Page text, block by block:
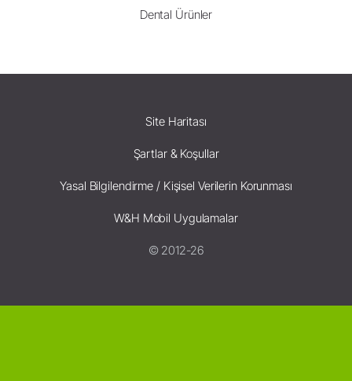
Dental Ürünler
Site Haritası
Şartlar & Koşullar
Yasal Bilgilendirme / Kişisel Verilerin Korunması
W&H Mobil Uygulamalar
© 2012-26